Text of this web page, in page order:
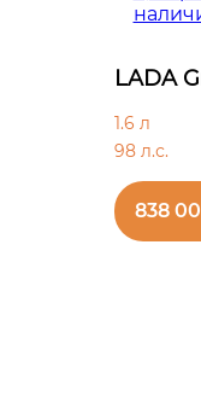
LADA
1.6 л
98 л.с.
838